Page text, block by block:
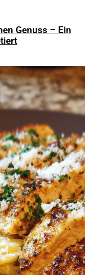
Genuss – Ein